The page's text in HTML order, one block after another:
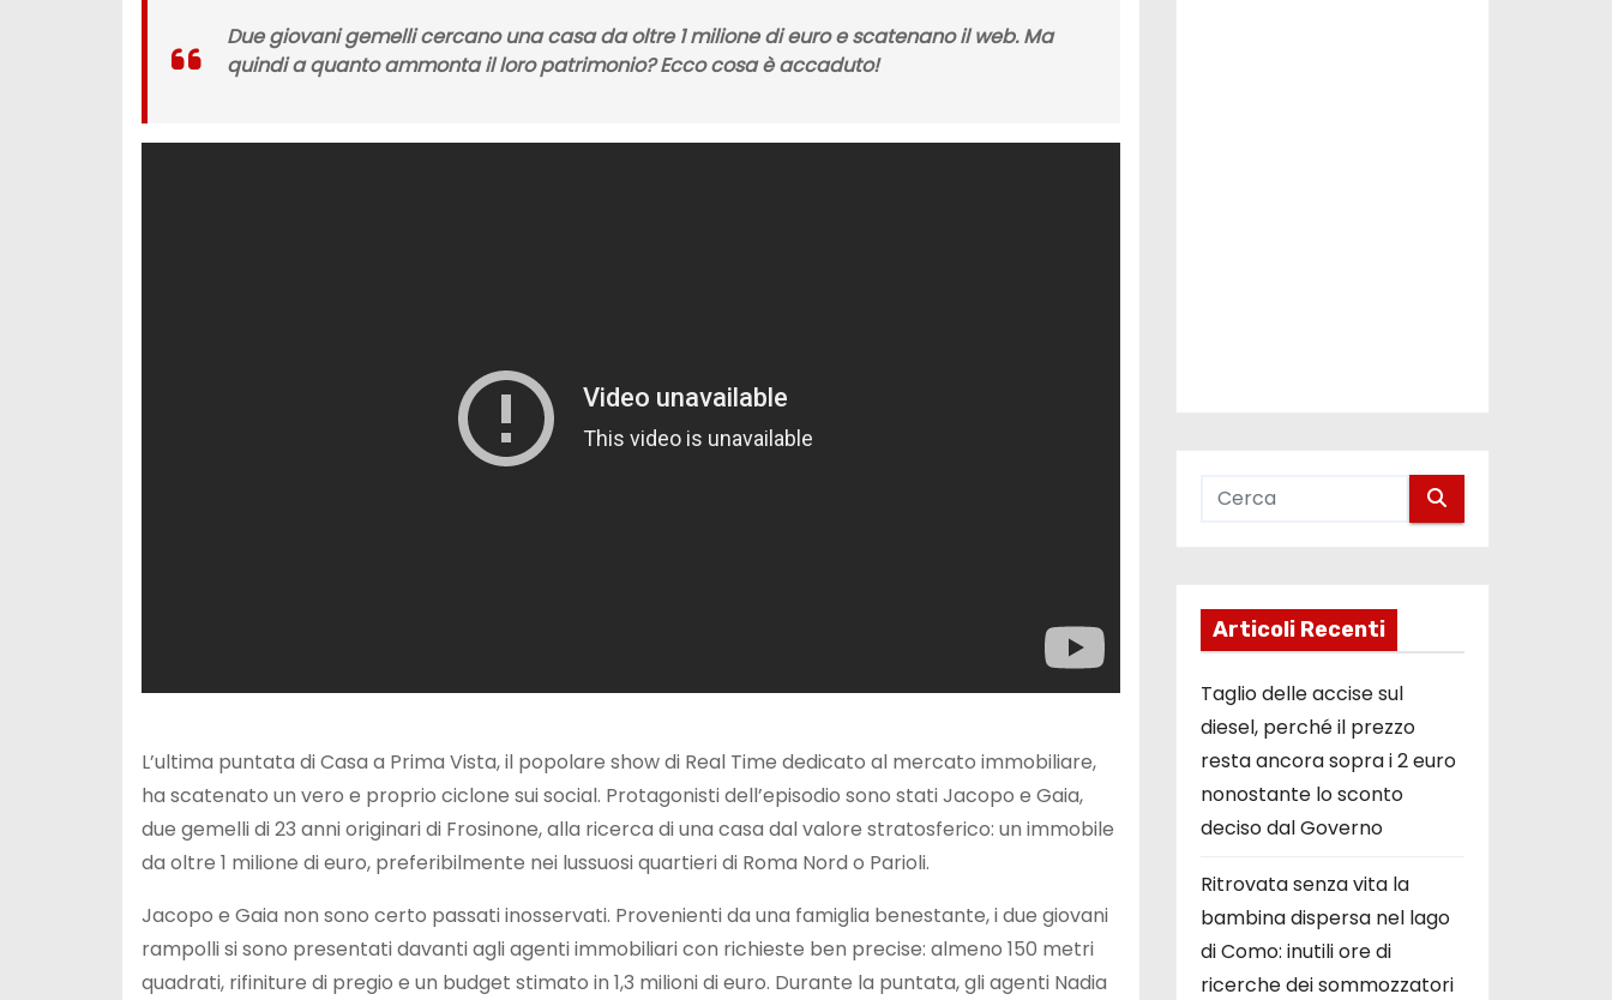
Due giovani gemelli cercano una casa da oltre 1 milione di euro e scatenano il web. Ma
quindi a quanto ammonta il loro patrimonio? Ecco cosa è accaduto!
L’ultima puntata di Casa a Prima Vista, il popolare show di Real Time dedicato al mercato immobiliare,
ha scatenato un vero e proprio ciclone sui social. Protagonisti dell’episodio sono stati Jacopo e Gaia,
due gemelli di 23 anni originari di Frosinone, alla ricerca di una casa dal valore stratosferico: un immobile
da oltre 1 milione di euro, preferibilmente nei lussuosi quartieri di Roma Nord o Parioli.
Jacopo e Gaia non sono certo passati inosservati. Provenienti da una famiglia benestante, i due giovani
rampolli si sono presentati davanti agli agenti immobiliari con richieste ben precise: almeno 150 metri
quadrati, rifiniture di pregio e un budget stimato in 1,3 milioni di euro. Durante la puntata, gli agenti Nadia
Articoli Recenti
Taglio delle accise sul
diesel, perché il prezzo
resta ancora sopra i 2 euro
nonostante lo sconto
deciso dal Governo
Ritrovata senza vita la
bambina dispersa nel lago
di Como: inutili ore di
ricerche dei sommozzatori